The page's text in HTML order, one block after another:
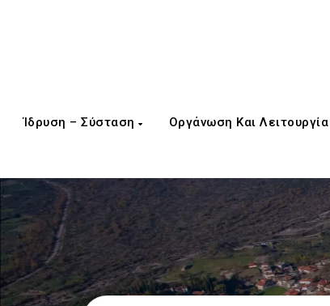
Ίδρυση – Σύσταση Οργάνωση Και Λειτουργία